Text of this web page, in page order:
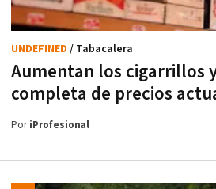
Aumentan los cigarrillos
completa de precios
UNDEFINED / Tabacalera
PoriProfesional